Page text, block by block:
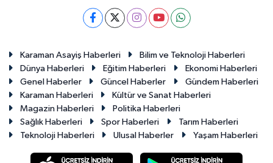
Karaman Asayiş Haberleri
Bilim ve Teknoloji Haberleri
Dünya Haberleri
Eğitim Haberleri
Ekonomi Haberleri
Genel Haberler
Güncel Haberler
Gündem Haberleri
Karaman Haberleri
Kültür ve Sanat Haberleri
Magazin Haberleri
Politika Haberleri
Sağlık Haberleri
Spor Haberleri
Tarım Haberleri
Teknoloji Haberleri
Ulusal Haberler Yaşam Haberleri